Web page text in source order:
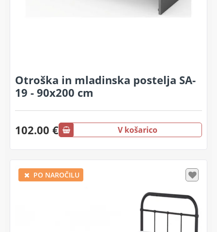
Otroška in mladinska postelja SA-
19 - 90x200 cm
102.00 € V košarico
PO NAROČILU